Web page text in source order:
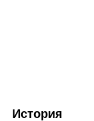
История